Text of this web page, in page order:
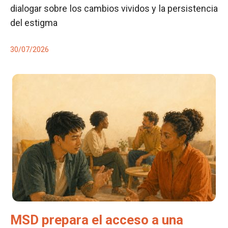
dialogar sobre los cambios vividos y la persistencia
del estigma
30/07/2026
MSD prepara el acceso a una